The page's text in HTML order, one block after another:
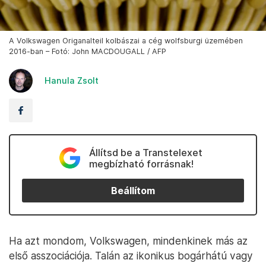
A Volkswagen Origanalteil kolbászai a cég wolfsburgi üzemében
2016-ban – Fotó: John MACDOUGALL / AFP
Hanula Zsolt
Állítsd be a Transtelexet
megbízható forrásnak!
Beállítom
Ha azt mondom, Volkswagen, mindenkinek más az
első asszociációja. Talán az ikonikus bogárhátú vagy